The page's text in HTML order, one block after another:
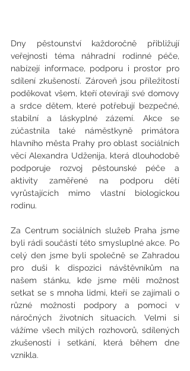
Dny pěstounství každoročně přibližují
veřejnosti téma náhradní rodinné péče,
nabízejí informace, podporu i prostor pro
sdílení zkušeností. Zároveň jsou příležitostí
poděkovat všem, kteří otevírají své domovy
a srdce dětem, které potřebují bezpečné,
stabilní a láskyplné zázemí. Akce se
zúčastnila také náměstkyně primátora
hlavního města Prahy pro oblast sociálních
věcí Alexandra Udženija, která dlouhodobě
podporuje rozvoj pěstounské péče a
aktivity zaměřené na podporu dětí
vyrůstajících mimo vlastní biologickou
rodinu.
Za Centrum sociálních služeb Praha jsme
byli rádi součástí této smysluplné akce. Po
celý den jsme byli společně se Zahradou
pro duši k dispozici návštěvníkům na
našem stánku, kde jsme měli možnost
setkat se s mnoha lidmi, kteří se zajímali o
různé možnosti podpory a pomoci v
náročných životních situacích. Velmi si
vážíme všech milých rozhovorů, sdílených
zkušeností i setkání, která během dne
vznikla.